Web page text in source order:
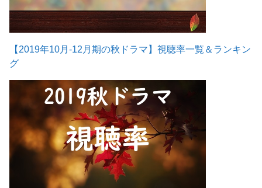
【2019年10月-12月期の秋ドラマ】視聴率一覧＆ランキン
グ